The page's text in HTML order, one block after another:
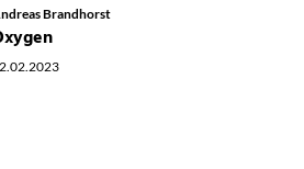
Brandhorst